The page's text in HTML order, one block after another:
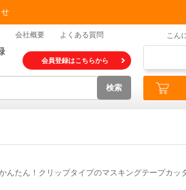
会社概要 よくある質問
会員登録はこちらから
検索
こん
んたん！クリップタイプのマスキングテープカッ